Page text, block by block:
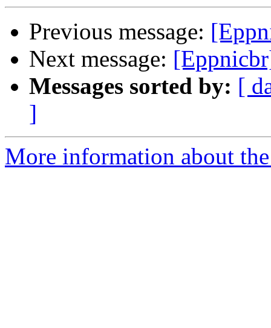
Previous message:
Next message:
Messages sorted by: [
]
More information about